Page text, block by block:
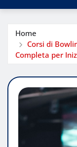
Home
Corsi di
Completa per